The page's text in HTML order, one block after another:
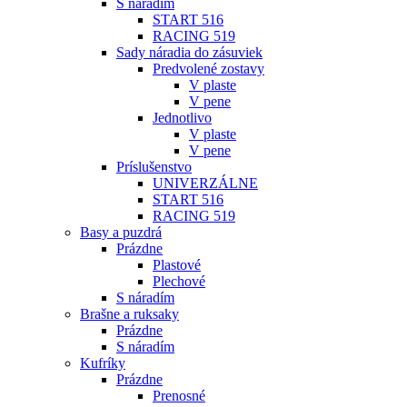
S náradím
START 516
RACING 519
Sady náradia do zásuviek
Predvolené zostavy
V plaste
V pene
Jednotlivo
V plaste
V pene
Príslušenstvo
UNIVERZÁLNE
START 516
RACING 519
Basy a puzdrá
Prázdne
Plastové
Plechové
S náradím
Brašne a ruksaky
Prázdne
S náradím
Kufríky
Prázdne
Prenosné